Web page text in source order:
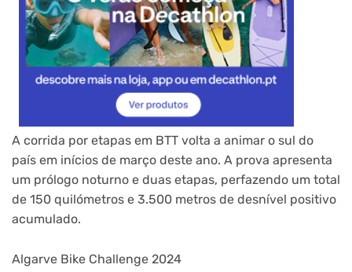
A corrida por etapas em BTT volta a animar o sul do
país em inícios de março deste ano. A prova apresenta
um prólogo noturno e duas etapas, perfazendo um total
de 150 quilómetros e 3.500 metros de desnível positivo
acumulado.
Algarve Bike Challenge 2024